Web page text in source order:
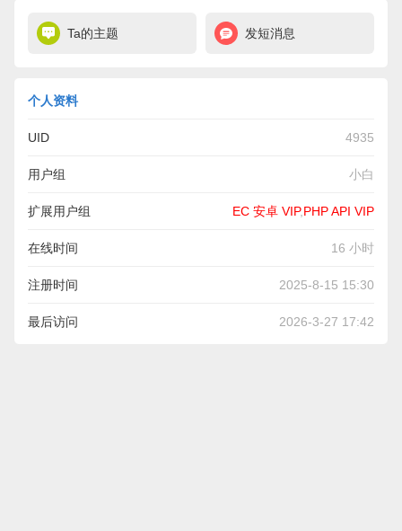
Ta的主题 发短消息
个人资料
UID 4935
用户组 小白
扩展用户组 EC 安卓 VIP,PHP API VIP
在线时间 16 小时
注册时间 2025-8-15 15:30
最后访问 2026-3-27 17:42